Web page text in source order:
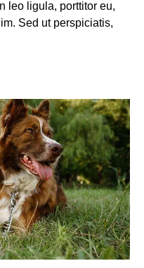
leo ligula, porttitor eu,
Sed ut perspiciatis,